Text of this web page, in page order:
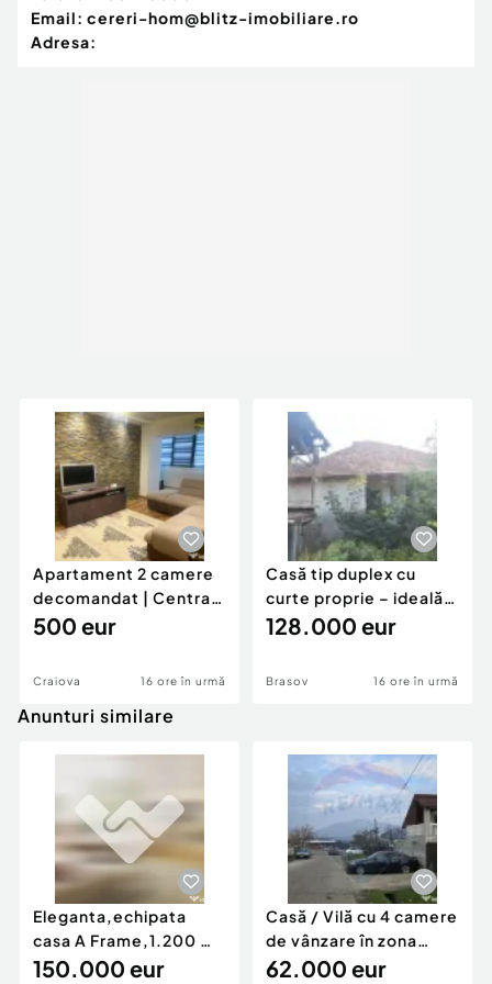
Etaj:
Anexe și alte facilități:
Bucătărie de vară cu grătar încastrat, terasa și apă
curentă.
Beci cu intrare din veranda și afumătoare
exterioară.
Seră de flori și legume funcțională.
(opțional, demontabil).
Garaj interior din lemn bine întreținut.
Grădină amenajată cu gazon,leagan, cișmea
exterioară și mini-cascadă funcțională.
Curte pavată, împrejmuită cu gard din beton la
stradă și panouri de sârmă în rest.
Poartă electrică cu interfon si camera video
video.
Email: cereri-hom@blitz-imobiliare.ro
Adresa:
Apartament 2 camere
decomandat | Centrală
proprie | 60 mp |
500 eur
Craiova 16 ore în urmă
Casă tip duplex cu
curte proprie – ideală
pentru renovar
128.000 eur
Brasov 16 ore în urmă
Anunturi similare
Eleganta,echipata
casa A Frame,1.200 mp
teren,deschidere Pia
150.000 eur
Casă / Vilă cu 4 camere
de vânzare în zona
Periferie
62.000 eur